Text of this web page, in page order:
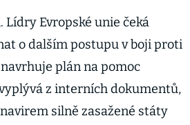
Evropské unie čeká
o dalším postupu v boji proti
plán na pomoc
z interních dokumentů,
silně zasažené státy